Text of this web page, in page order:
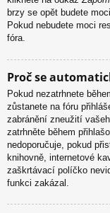
brzy se opět budete
Pokud nebudete moci
fóra.
Proč se
Pokud nezatrhnete
zůstanete na fóru
zabránění zneužití
zatrhněte během
nedoporučuje, pokud
knihovně, internetové
zaškrtávací políčko
funkci zakázal.